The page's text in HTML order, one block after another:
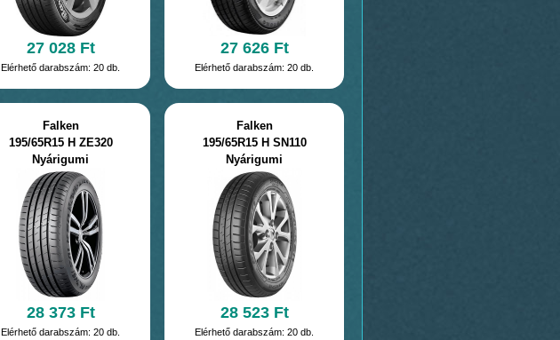
27 028 Ft
Elérhető darabszám: 20 db.
27 626 Ft
Elérhető darabszám: 20 db.
Falken
195/65R15 H ZE320
Nyárigumi
28 373 Ft
Elérhető darabszám: 20 db.
Falken
195/65R15 H SN110
Nyárigumi
28 523 Ft
Elérhető darabszám: 20 db.